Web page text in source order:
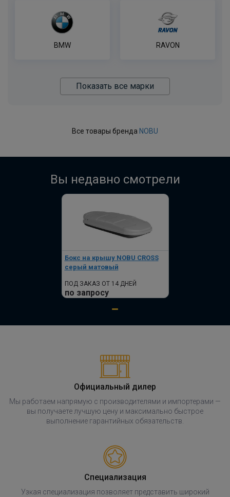
BMW RAVON
Показать все марки
Все товары бренда NOBU
Вы недавно смотрели
Бокс на крышу NOBU CROSS
серый матовый
ПОД ЗАКАЗ ОТ 14 ДНЕЙ
по запросу
Официальный дилер
Мы работаем напрямую с производителями и импортерами —
вы получаете лучшую цену и максимально быстрое
выполнение гарантийных обязательств.
Специализация
Узкая специализация позволяет представить широкий